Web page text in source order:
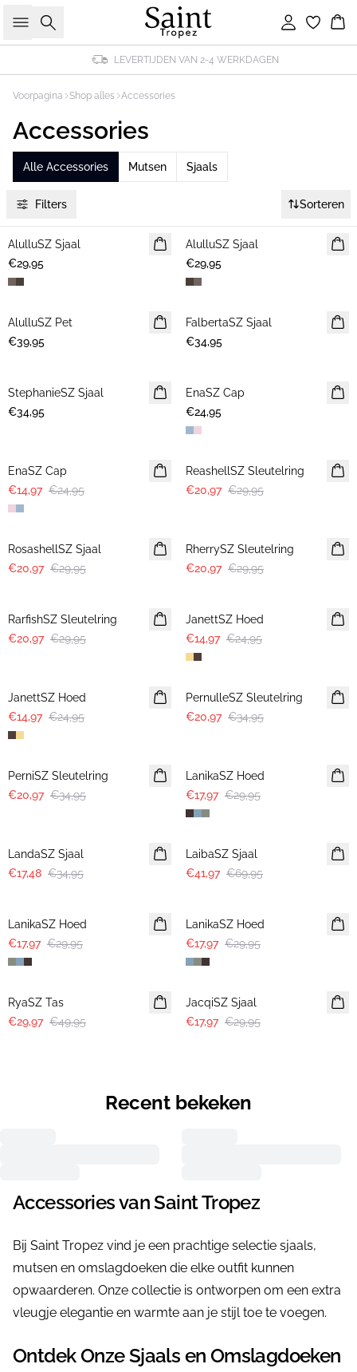
Zoeken Inloggen
LEVERTIJDEN VAN 2-4 WERKDAGEN
Voorpagina Shop alles Accessories
Accessories
Alle Accessories Mutsen Sjaals
Filters Sorteren
NIEUWE
AlulluSZ Sjaal
€29,95
NIEUWE
AlulluSZ Sjaal
€29,95
NIEUWE
AlulluSZ Pet
€39,95
NIEUWE
FalbertaSZ Sjaal
€34,95
NIEUWE
StephanieSZ Sjaal
€34,95
NIEUWE
EnaSZ Cap
€24,95
EnaSZ Cap
€14,97 €24,95
30%
ReashellSZ Sleutelring
€20,97 €29,95
30%
RosashellSZ Sjaal
€20,97 €29,95
RherrySZ Sleutelring
€20,97 €29,95
RarfishSZ Sleutelring
€20,97 €29,95
JanettSZ Hoed
€14,97 €24,95
JanettSZ Hoed
€14,97 €24,95
-40%
PernulleSZ Sleutelring
€20,97 €34,95
-40%
PerniSZ Sleutelring
€20,97 €34,95
LanikaSZ Hoed
€17,97 €29,95
LandaSZ Sjaal
€17,48 €34,95
-40%
LaibaSZ Sjaal
€41,97 €69,95
LanikaSZ Hoed
€17,97 €29,95
LanikaSZ Hoed
€17,97 €29,95
-40%
RyaSZ Tas
€29,97 €49,95
-40%
JacqiSZ Sjaal
€17,97 €29,95
Recent bekeken
Accessories van Saint Tropez
Bij Saint Tropez vind je een prachtige selectie sjaals,
mutsen en omslagdoeken die elke outfit kunnen
opwaarderen. Onze collectie is ontworpen om een extra
vleugje elegantie en warmte aan je stijl toe te voegen.
Ontdek Onze Sjaals en Omslagdoeken